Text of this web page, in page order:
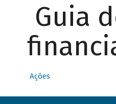
Guia
Ações